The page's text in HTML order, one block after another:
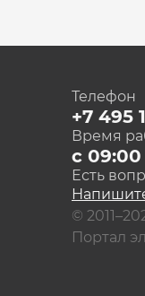
Телефон
+7 495
Время
с 09:00
Есть
©
Портал